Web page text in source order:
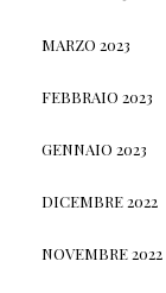
MARZO 2023
FEBBRAIO 2023
GENNAIO 2023
DICEMBRE 2022
NOVEMBRE 2022